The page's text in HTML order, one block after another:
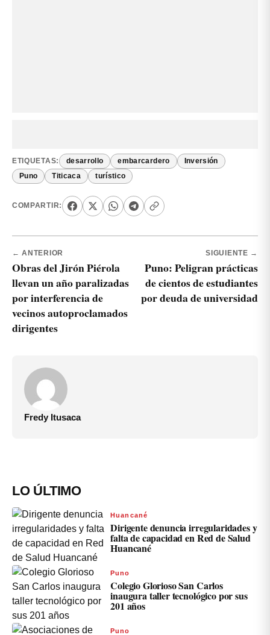
ETIQUETAS: desarrollo embarcardero Inversión
Puno Titicaca turístico
COMPARTIR:
← ANTERIOR
Obras del Jirón Piérola
llevan un año paralizadas
por interferencia de
vecinos autoproclamados
dirigentes
SIGUIENTE →
Puno: Peligran prácticas
de cientos de estudiantes
por deuda de universidad
Fredy Itusaca
LO ÚLTIMO
Huancané
Dirigente denuncia irregularidades y
falta de capacidad en Red de Salud
Huancané
Puno
Colegio Glorioso San Carlos
inaugura taller tecnológico por sus
201 años
Puno